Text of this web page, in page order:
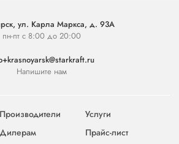
ул. Карла Маркса, д. 93А
пн-пт с 8:00 до 20:00
Напишите нам
Производители
Услуги
Дилерам
Прайс-лист